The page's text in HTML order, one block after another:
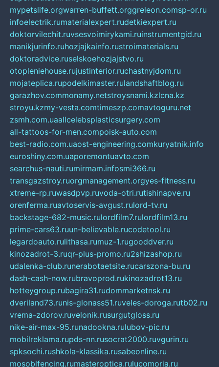
mypetslife.orgwarren-buffett.orggreleon.comsp-or.ru
infoelectrik.rumaterialexpert.rudetkiexpert.ru
doktorvilechit.ruvsesvoimirykami.ruinstrumentgid.ru
manikjurinfo.ruhozjajkainfo.rustroimaterials.ru
doktoradvice.ruselskoehozjajstvo.ru
otopleniehouse.rujustinterior.ruchastnyjdom.ru
mojateplica.rupodelkimaster.rulandshaftblog.ru
garazhov.commonamy.netstroysnami.kzlcna.kz
stroyu.kzmy-vesta.comtimeszp.comavtoguru.net
zsmh.com.uaallcelebsplasticsurgery.com
all-tattoos-for-men.compoisk-auto.com
best-radio.com.uaost-engineering.comkuryatnik.info
euroshiny.com.uaporemontuavto.com
searchus-nauti.rumirmam.infosmi366.ru
transgazstroy.ruorgmanagement.orgyes-fitness.ru
xtreme-rp.ruwasdpvp.ruvoda-otri.rutishinapve.ru
orenferma.ruavtoservis-avgust.rulord-tv.ru
backstage-682-music.rulordfilm7.rulordfilm13.ru
prime-cars63.ruun-believable.rucodetool.ru
legardoauto.rulithasa.rumuz-1.rugooddver.ru
kinozadrot-3.ruqr-plus-promo.ru2shizashop.ru
udalenka-club.runerabotaetsite.rucarszona-bu.ru
dash-cash-now.rubravoprod.rukinozadrot13.ru
hotteygroup.rubagira31.rudommarketnsk.ru
dveriland73.runis-glonass51.ruveles-doroga.rutb02.ru
vrema-zdorov.ruvelonik.rusurgutgloss.ru
nike-air-max-95.runadookna.rulubov-pic.ru
mobilreklama.rupds-nn.rusocrat2000.ruvgurin.ru
spksochi.rushkola-klassika.rusabeonline.ru
mosoblfencing.rumasteroptica.rulucomoria.ru